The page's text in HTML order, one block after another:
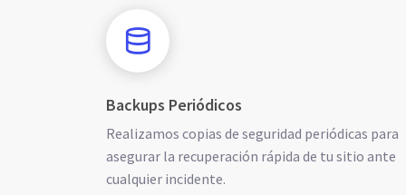
Backups Periódicos
Realizamos copias de seguridad periódicas para
asegurar la recuperación rápida de tu sitio ante
cualquier incidente.